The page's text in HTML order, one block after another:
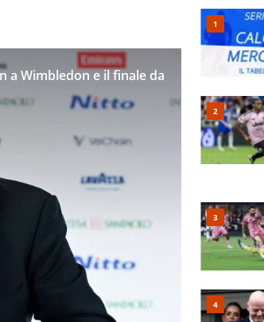
a Wimbledon e il finale da